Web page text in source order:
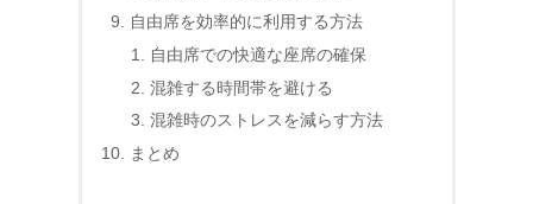
自由席を効率的に利用する方法
自由席での快適な座席の確保
混雑する時間帯を避ける
混雑時のストレスを減らす方法
まとめ